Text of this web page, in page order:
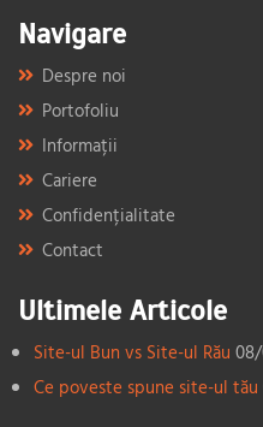
Navigare
Despre noi
Portofoliu
Informații
Cariere
Confidențialitate
Contact
Ultimele Articole
Site-ul Bun vs Site-ul Rău
Ce poveste spune site-ul tău